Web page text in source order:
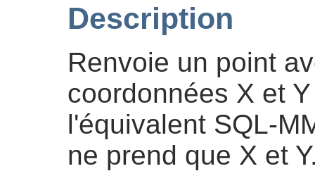
Description
Renvoie un point
coordonnées X et
l'équivalent SQL-
ne prend que X et